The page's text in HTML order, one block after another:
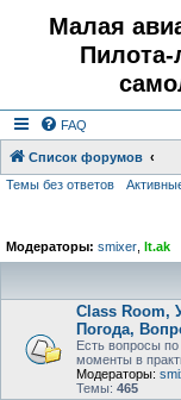
Малая
FAQ
Список форумов
Темы без ответов
Модераторы: smixer lt.ak
Class Room,
Погода,
Есть вопросы
моменты в
Модераторы:
Темы: 465